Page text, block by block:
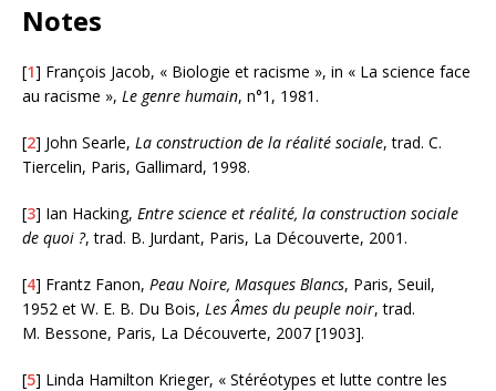
Notes
[1] François Jacob, « Biologie et racisme », in « La science face
au racisme », Le genre humain, n°1, 1981.
[2] John Searle, La construction de la réalité sociale, trad. C.
Tiercelin, Paris, Gallimard, 1998.
[3] Ian Hacking, Entre science et réalité, la construction sociale
de quoi ?, trad. B. Jurdant, Paris, La Découverte, 2001.
[4] Frantz Fanon, Peau Noire, Masques Blancs, Paris, Seuil,
1952 et W. E. B. Du Bois, Les Âmes du peuple noir, trad.
M. Bessone, Paris, La Découverte, 2007 [1903].
[5] Linda Hamilton Krieger, « Stéréotypes et lutte contre les